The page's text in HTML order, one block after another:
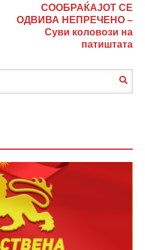
СООБРАЌАЈОТ СЕ
ОДВИВА НЕПРЕЧЕНО –
Суви коловози на
патиштата